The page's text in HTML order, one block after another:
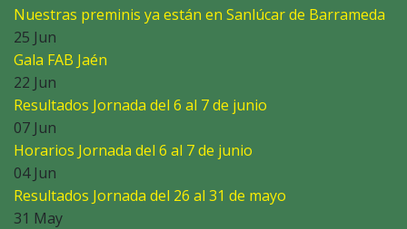
Nuestras preminis ya están en Sanlúcar de Barrameda
25 Jun
Gala FAB Jaén
22 Jun
Resultados Jornada del 6 al 7 de junio
07 Jun
Horarios Jornada del 6 al 7 de junio
04 Jun
Resultados Jornada del 26 al 31 de mayo
31 May